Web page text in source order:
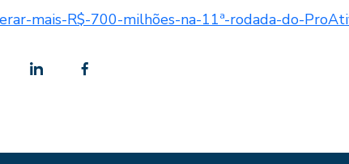
mais-R$-700-milhões-na-11ª-rodada-do-